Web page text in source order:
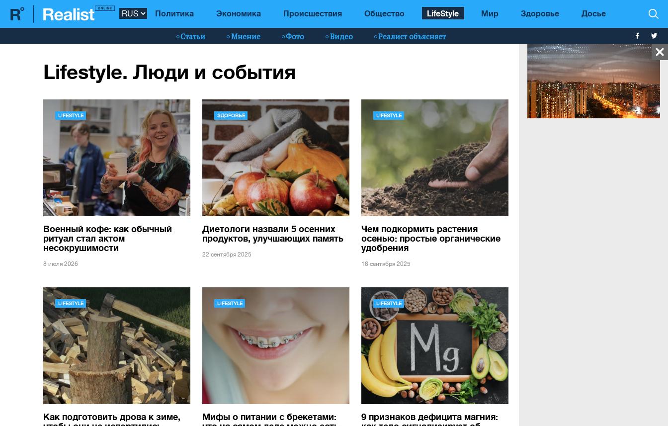
Политика Экономика Происшествия Общество LifeStyle Мир Здоровье Досье
Статьи Мнение Фото Видео Реалист объясняет
Lifestyle. Люди и события
LIFESTYLE
Военный кофе: как обычный
ритуал стал актом
несокрушимости
8 июля 2026
ЗДОРОВЬЕ
Диетологи назвали 5 осенних
продуктов, улучшающих память
22 сентября 2025
LIFESTYLE
Чем подкормить растения
осенью: простые органические
удобрения
18 сентября 2025
LIFESTYLE
Как подготовить дрова к зиме,
LIFESTYLE
Мифы о питании с брекетами:
LIFESTYLE
9 признаков дефицита магния: